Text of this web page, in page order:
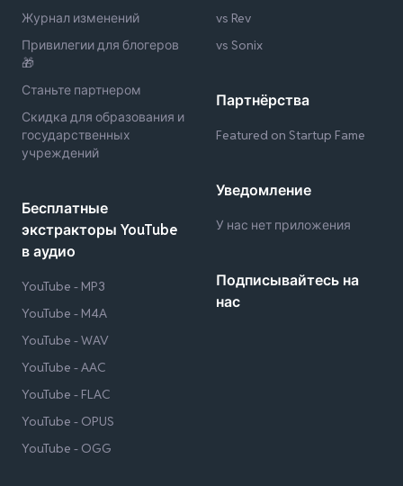
Журнал изменений
Привилегии для блогеров
🎁
Станьте партнером
Скидка для образования и
государственных
учреждений
Бесплатные
экстракторы YouTube
в аудио
YouTube - MP3
YouTube - M4A
YouTube - WAV
YouTube - AAC
YouTube - FLAC
YouTube - OPUS
YouTube - OGG
vs Rev
vs Sonix
Партнёрства
Featured on Startup Fame
Уведомление
У нас нет приложения
Подписывайтесь на
нас